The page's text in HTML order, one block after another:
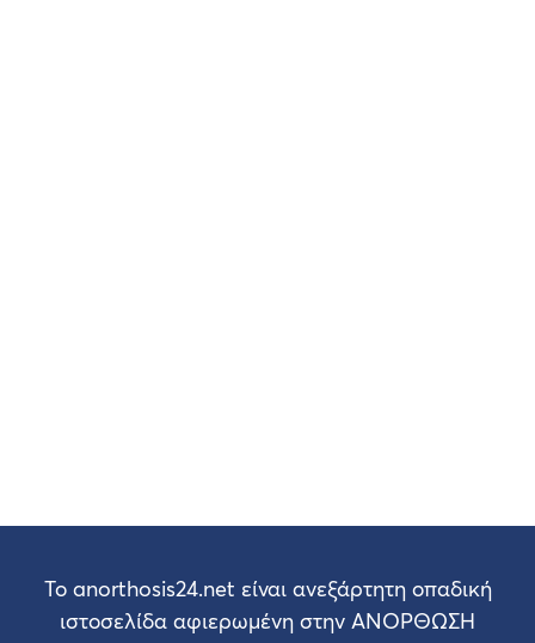
Το anorthosis24.net είναι ανεξάρτητη οπαδική
ιστοσελίδα αφιερωμένη στην ΑΝΟΡΘΩΣΗ